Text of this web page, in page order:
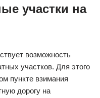
участки на
возможность
участков. Для этого
пункте взимания
дорогу на